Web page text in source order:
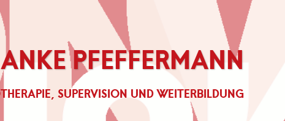
ANKE PFEFFERMANN
SUPERVISION UND WEITERBILDUNG